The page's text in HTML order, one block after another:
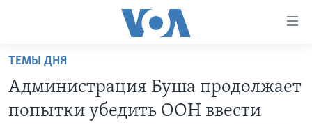
Перейти
основной
контент
ПРОГРАММЫ
ТЕМЫ ДНЯ
Администрация Буша продолжает
попытки убедить ООН ввести